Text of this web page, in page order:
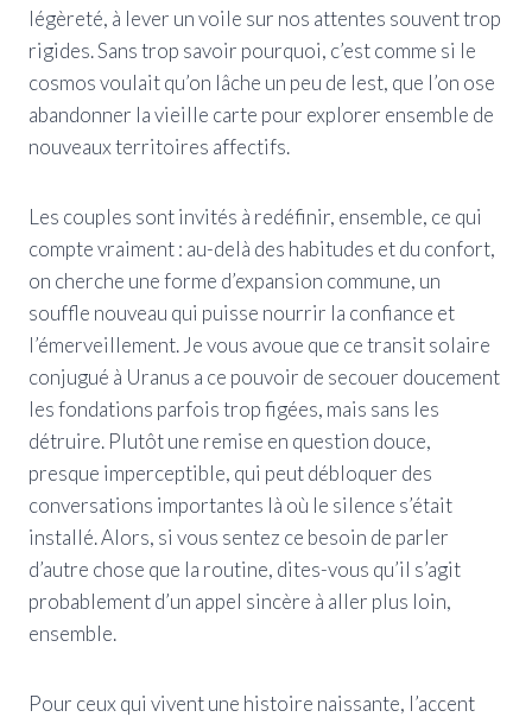
légèreté, à lever un voile sur nos attentes souvent trop
rigides. Sans trop savoir pourquoi, c’est comme si le
cosmos voulait qu’on lâche un peu de lest, que l’on ose
abandonner la vieille carte pour explorer ensemble de
nouveaux territoires affectifs.
Les couples sont invités à redéfinir, ensemble, ce qui
compte vraiment : au-delà des habitudes et du confort,
on cherche une forme d’expansion commune, un
souffle nouveau qui puisse nourrir la confiance et
l’émerveillement. Je vous avoue que ce transit solaire
conjugué à Uranus a ce pouvoir de secouer doucement
les fondations parfois trop figées, mais sans les
détruire. Plutôt une remise en question douce,
presque imperceptible, qui peut débloquer des
conversations importantes là où le silence s’était
installé. Alors, si vous sentez ce besoin de parler
d’autre chose que la routine, dites-vous qu’il s’agit
probablement d’un appel sincère à aller plus loin,
ensemble.
Pour ceux qui vivent une histoire naissante, l’accent